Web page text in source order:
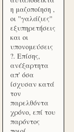
η μαζοποίηση ,
οι ''γαλάζιες''
εξυπηρετήσεις
και οι
υπονομεύσεις
?. Επίσης,
ανέξαρτητα
απ' όσα
ίσχυσαν κατά
τον
παρελθόντα
χρόνο, επί του
παρόντος